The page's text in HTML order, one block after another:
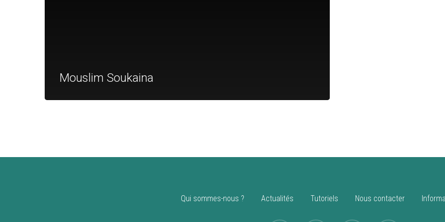
Mouslim Soukaina
Qui sommes-nous ? Actualités Tutoriels Nous contacter